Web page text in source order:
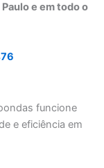
e em todo o
funcione
e eficiência em